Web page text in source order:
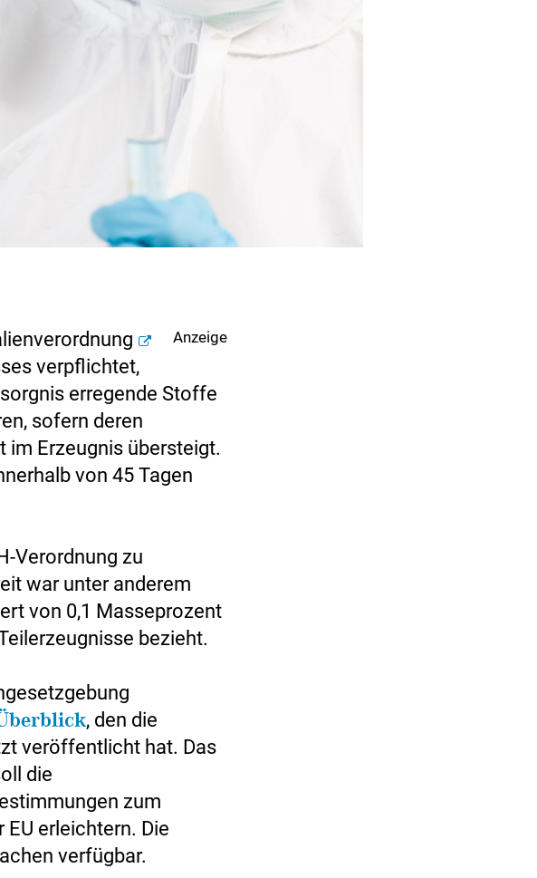
Anzeige
verpflichtet,
erregende Stoffe
sofern deren
im Erzeugnis übersteigt.
von 45 Tagen
Verordnung zu
war unter anderem
von 0,1 Masseprozent
bezieht.
, den die
veröffentlicht hat. Das
die
zum
erleichtern. Die
verfügbar.